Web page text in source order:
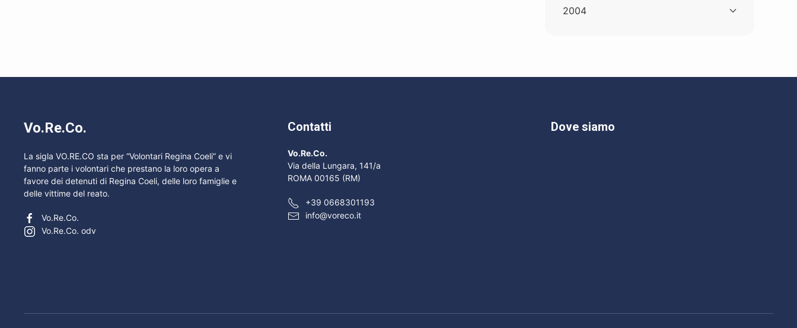
2004
Vo.Re.Co.
La sigla VO.RE.CO sta per “Volontari Regina Coeli” e vi
fanno parte i volontari che prestano la loro opera a
favore dei detenuti di Regina Coeli, delle loro famiglie e
delle vittime del reato.
Vo.Re.Co.
Vo.Re.Co. odv
Contatti
Vo.Re.Co.
Via della Lungara, 141/a
ROMA 00165 (RM)
+39 0668301193
info@voreco.it
Dove siamo